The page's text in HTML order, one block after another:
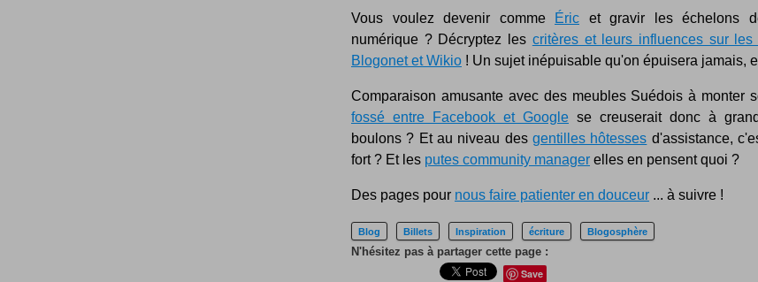
Vous voulez devenir comme Éric et gravir les échelons
numérique ? Décryptez les critères et leurs influences sur les
Blogonet et Wikio ! Un sujet inépuisable qu'on épuisera jamais,
Comparaison amusante avec des meubles Suédois à monter
fossé entre Facebook et Google se creuserait donc à
boulons ? Et au niveau des gentilles hôtesses d'assistance,
fort ? Et les putes community manager elles en pensent quoi ?
Des pages pour nous faire patienter en douceur ... à suivre !
Blog Billets Inspiration écriture Blogosphère
N'hésitez pas à partager cette page :
Save